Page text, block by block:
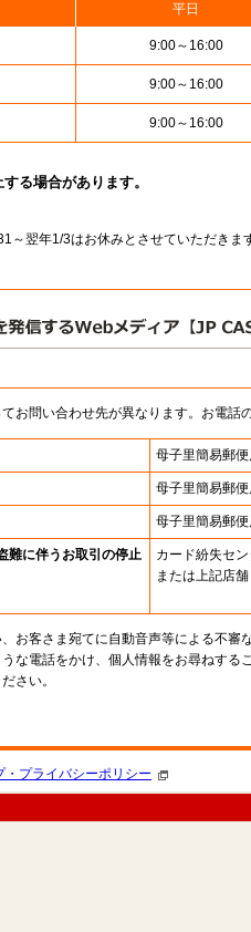
平日
9:00～16:00
9:00～16:00
9:00～16:00
る場合があります。
～翌年1/3はお休みとさせていただきま
お問い合わせ先が異なります。お電話
母子里簡易郵
母子里簡易郵
母子里簡易郵
難に伴うお取引の停止
カード紛失セ
または上記店舗
お客さま宛てに自動音声等による不審
な電話をかけ、個人情報をお尋ねする
さい。
・プライバシーポリシー